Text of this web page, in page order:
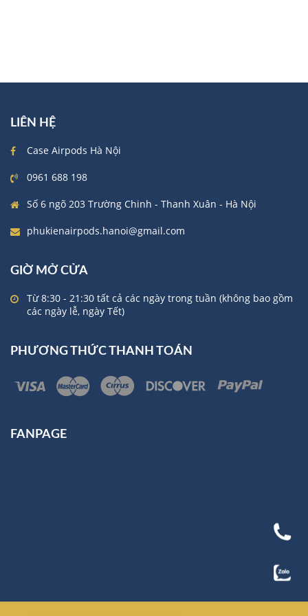
LIÊN HỆ
Case Airpods Hà Nội
0961 688 198
Số 6 ngõ 203 Trường Chinh - Thanh Xuân - Hà Nội
phukienairpods.hanoi@gmail.com
GIỜ MỞ CỬA
Từ 8:30 - 21:30 tất cả các ngày trong tuần (không bao gồm
các ngày lễ, ngày Tết)
PHƯƠNG THỨC THANH TOÁN
FANPAGE